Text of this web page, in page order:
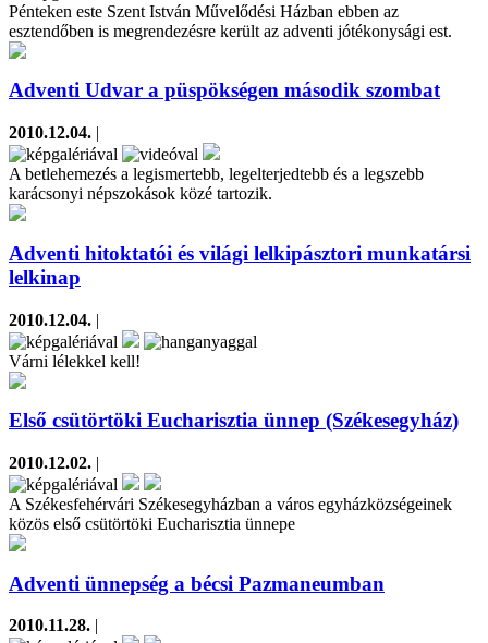
Pénteken este Szent István Művelődési Házban ebben az
esztendőben is megrendezésre került az adventi jótékonysági est.
Adventi Udvar a püspökségen második szombat
2010.12.04. |
A betlehemezés a legismertebb, legelterjedtebb és a legszebb
karácsonyi népszokások közé tartozik.
Adventi hitoktatói és világi lelkipásztori munkatársi
lelkinap
2010.12.04. |
Várni lélekkel kell!
Első csütörtöki Eucharisztia ünnep (Székesegyház)
2010.12.02. |
A Székesfehérvári Székesegyházban a város egyházközségeinek
közös első csütörtöki Eucharisztia ünnepe
Adventi ünnepség a bécsi Pazmaneumban
2010.11.28. |